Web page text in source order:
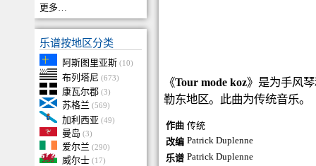
更多…
乐谱按地区分类
阿斯图里亚斯 (10)
布列塔尼 (673)
康瓦尔郡 (3)
苏格兰 (569)
加利西亚 (49)
曼岛 (3)
爱尔兰 (290)
威尔士 (17)
《Tour mode koz》是为手风
勒东地区。此曲为传统音乐。
作曲 传统
改编 Patrick Duplenne
乐谱 Patrick Duplenne